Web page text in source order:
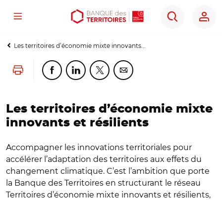
Aller
contenu
Aller
menu
Ouvrir
outils
Menu
Rechercher
Les territoires d’économie mixte innovants...
Lancer l'impressionPartager cette page sur Facebook
Partager cette page sur Linkedin
Partager cette page sur Twitter
Partager cette page sur
Les territoires d’économie mixte
innovants et résilients
Accompagner les innovations territoriales pour
accélérer l’adaptation des territoires aux effets du
changement climatique. C’est l’ambition que porte
la Banque des Territoires en structurant le réseau
Territoires d’économie mixte innovants et résilients,